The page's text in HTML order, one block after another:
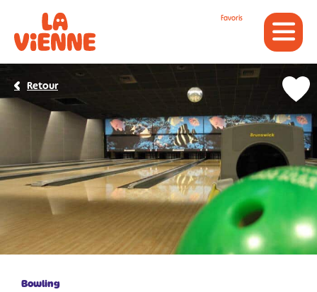
Favoris
Bowling
Retour